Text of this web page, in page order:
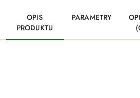
OPIS
PRODUKTU
PARAMETRY